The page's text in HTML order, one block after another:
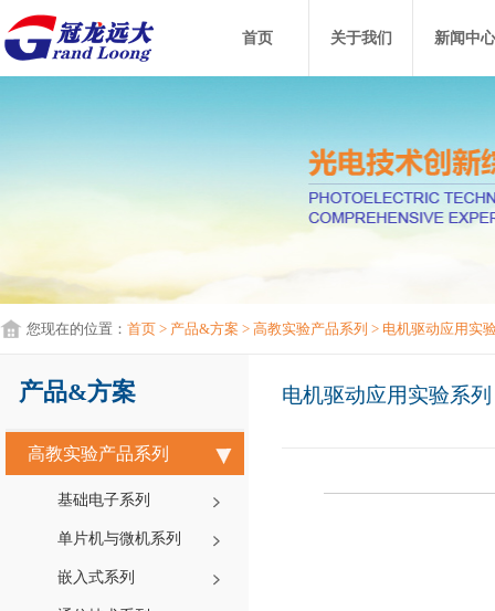
首页 关于我们 新闻中心
您现在的位置： 首页 > 产品&方案 > 高教实验产品系列 > 电机驱动应用实
产品&方案
高教实验产品系列
基础电子系列
单片机与微机系列
嵌入式系列
电机驱动应用实验系列